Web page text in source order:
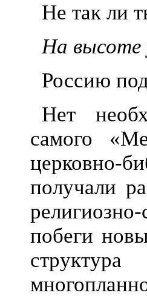
Не так ли
На высоте
Россию
Нет
самого
получали
побеги